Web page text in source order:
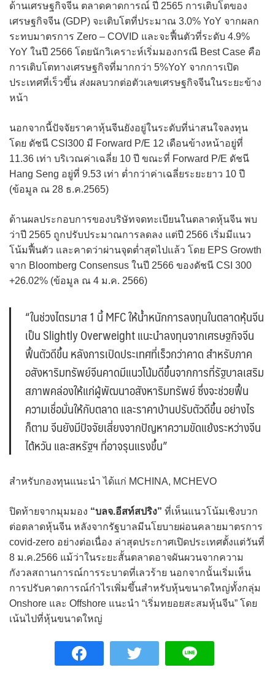
ด้านเศรษฐกิจจีน ตลาดคาดการณ์ ปี 2565 การเติบโตของ
เศรษฐกิจจีน (GDP) จะเติบโตที่ประมาณ 3.0% YoY จากผลก
ระทบมาตรการ Zero – COVID และจะฟื้นตัวที่ระดับ 4.9%
YoY ในปี 2566 โดยนักวิเคราะห์เริ่มมองกรณี Best Case คือ
การเติบโตทางเศรษฐกิจที่มากกว่า 5%YoY จากการเปิด
ประเทศที่เร็วขึ้น ส่งผลบวกต่อตัวเลขเศรษฐกิจจีนในระยะข้าง
หน้า
นอกจากนี้ปัจจัยราคาหุ้นจีนยังอยู่ในระดับที่น่าสนใจลงทุน
โดย ดัชนี CSI300 มี Forward P/E 12 เดือนข้างหน้าอยู่ที่
11.36 เท่า บริเวณค่าเฉลี่ย 10 ปี ขณะที่ Forward P/E ดัชนี
Hang Seng อยู่ที่ 9.53 เท่า ต่ำกว่าค่าเฉลี่ยระยะยาว 10 ปี
(ข้อมูล ณ 28 ธ.ค.2565)
ด้านผลประกอบการของบริษัทจดทะเบียนในตลาดหุ้นจีน พบ
ว่าปี 2565 ถูกปรับประมาณการลดลง แต่ปี 2566 เริ่มมีแนว
โน้มฟื้นตัว และคาดว่าผ่านจุดต่ำสุดไปแล้ว โดย EPS Growth
จาก Bloomberg Consensus ในปี 2566 ของดัชนี CSI 300
+26.02% (ข้อมูล ณ 4 ม.ค. 2566)
“ในช่วงไตรมาส 1 นี้ MFC ให้น้ำหนักการลงทุนในตลาดหุ้นจีน
เป็น Slightly Overweight แนะนำลงทุนจากเศรษฐกิจจีน
ฟื้นตัวดีขึ้น หลังการเปิดประเทศที่เร็วกว่าคาด สำหรับภาค
อสังหาริมทรัพย์จีนคาดมีแนวโน้มดีขึ้นจากการที่รัฐบาลเสริม
สภาพคล่องให้แก่ผู้พัฒนาอสังหาริมทรัพย์ ซึ่งจะช่วยฟื้น
ความเชื่อมั่นให้กับตลาด และราคาบ้านปรับตัวดีขึ้น อย่างไร
ก็ตาม จีนยังมีปัจจัยเสี่ยงจากปัญหาความขัดแย้งระหว่างจีน
ไต้หวัน และสหรัฐฯ ที่อาจรุนแรงขึ้น”
สำหรับกองทุนแนะนำ ได้แก่ MCHINA, MCHEVO
ปิดท้ายจากมุมมอง “บลจ.อีสท์สปริง” ที่เห็นแนวโน้มเชิงบวก
ต่อตลาดหุ้นจีน หลังจากรัฐบาลมีนโยบายผ่อนคลายมาตรการ
covid-zero อย่างต่อเนื่อง ล่าสุดประกาศเปิดประเทศตั้งแต่วันที่
8 ม.ค.2566 แม้ว่าในระยะสั้นตลาดอาจผันผวนจากความ
กังวลสถานการณ์การระบาดที่เลวร้าย นอกจากนั้นเริ่มเห็น
การปรับคาดการณ์กำไรเพิ่มขึ้นสำหรับหุ้นขนาดใหญ่ทั้งกลุ่ม
Onshore และ Offshore แนะนำ “เริ่มทยอยสะสมหุ้นจีน” โดย
เน้นไปที่หุ้นขนาดใหญ่